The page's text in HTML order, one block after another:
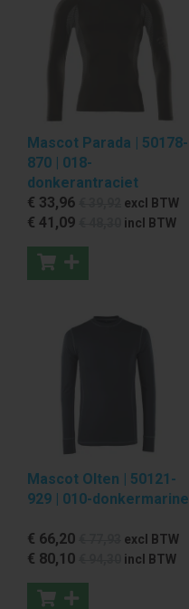
Mascot Parada | 50178-
870 | 018-
donkerantraciet
€ 33,96 excl BTW
€ 41 ,09 incl BTW
Mascot Olten | 50121-
929 | 010-donkermarine
€ 66,20 excl BTW
€ 80,10 incl BTW